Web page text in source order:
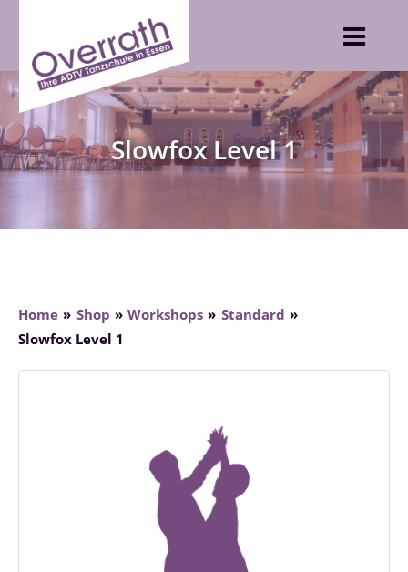
content
Slowfox Level 1
Home Shop Workshops
Standard
Slowfox Level 1